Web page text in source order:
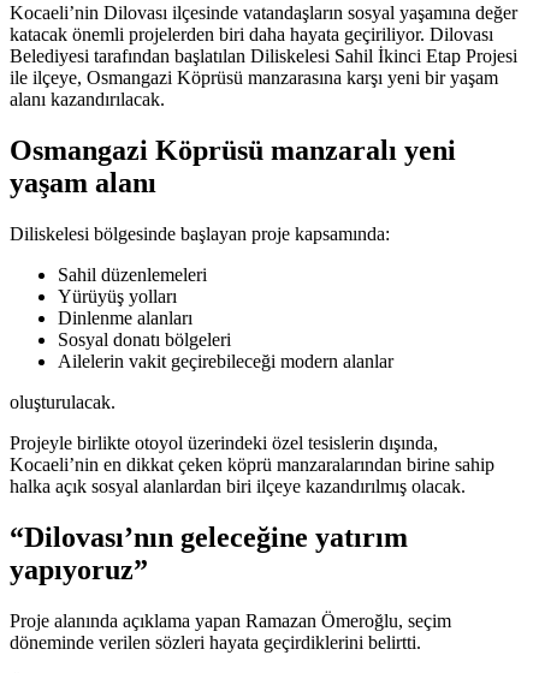
Kocaeli’nin Dilovası ilçesinde vatandaşların sosyal yaşamına değer
katacak önemli projelerden biri daha hayata geçiriliyor. Dilovası
Belediyesi tarafından başlatılan Diliskelesi Sahil İkinci Etap Projesi
ile ilçeye, Osmangazi Köprüsü manzarasına karşı yeni bir yaşam
alanı kazandırılacak.
Osmangazi Köprüsü manzaralı yeni
yaşam alanı
Diliskelesi bölgesinde başlayan proje kapsamında:
Sahil düzenlemeleri
Yürüyüş yolları
Dinlenme alanları
Sosyal donatı bölgeleri
Ailelerin vakit geçirebileceği modern alanlar
oluşturulacak.
Projeyle birlikte otoyol üzerindeki özel tesislerin dışında,
Kocaeli’nin en dikkat çeken köprü manzaralarından birine sahip
halka açık sosyal alanlardan biri ilçeye kazandırılmış olacak.
“Dilovası’nın geleceğine yatırım
yapıyoruz”
Proje alanında açıklama yapan Ramazan Ömeroğlu, seçim
döneminde verilen sözleri hayata geçirdiklerini belirtti.